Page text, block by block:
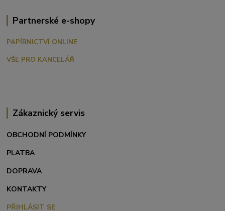
Partnerské e-shopy
PAPÍRNICTVÍ ONLINE
VŠE PRO KANCELÁŘ
Zákaznický servis
OBCHODNÍ PODMÍNKY
PLATBA
DOPRAVA
KONTAKTY
PŘIHLÁSIT SE